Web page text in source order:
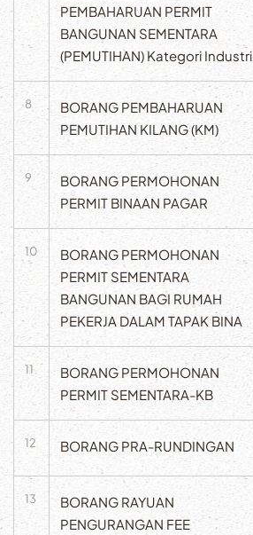
PEMBAHARUAN PERMIT
BANGUNAN SEMENTARA
(PEMUTIHAN) Kategori Industri
8
BORANG PEMBAHARUAN
PEMUTIHAN KILANG (KM)
9
BORANG PERMOHONAN
PERMIT BINAAN PAGAR
10
BORANG PERMOHONAN
PERMIT SEMENTARA
BANGUNAN BAGI RUMAH
PEKERJA DALAM TAPAK BINA
11
BORANG PERMOHONAN
PERMIT SEMENTARA-KB
12 BORANG PRA-RUNDINGAN
13
BORANG RAYUAN
PENGURANGAN FEE